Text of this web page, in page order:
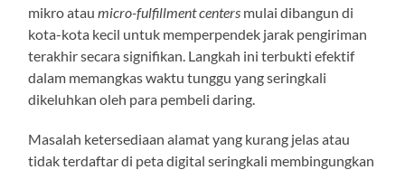
mikro ataumicro-fulfillment centers mulai dibangun di
kota-kota kecil untuk memperpendek jarak pengiriman
terakhir secara signifikan. Langkah ini terbukti efektif
dalam memangkas waktu tunggu yang seringkali
dikeluhkan oleh para pembeli daring.
Masalah ketersediaan alamat yang kurang jelas atau
tidak terdaftar di peta digital seringkali membingungkan